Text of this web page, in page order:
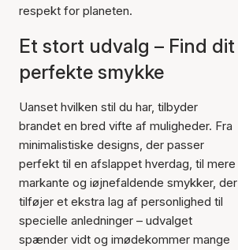
respekt for planeten.
Et stort udvalg – Find dit
perfekte smykke
Uanset hvilken stil du har, tilbyder
brandet en bred vifte af muligheder. Fra
minimalistiske designs, der passer
perfekt til en afslappet hverdag, til mere
markante og iøjnefaldende smykker, der
tilføjer et ekstra lag af personlighed til
specielle anledninger – udvalget
spænder vidt og imødekommer mange